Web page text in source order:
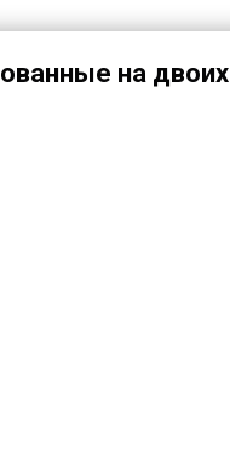
на двоих